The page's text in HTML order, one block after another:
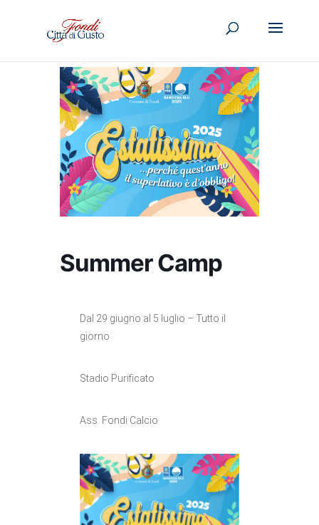
Summer Camp
Dal 29 giugno al 5 luglio – Tutto il
giorno
Stadio Purificato
Ass. Fondi Calcio